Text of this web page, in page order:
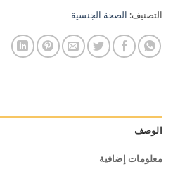
التصنيف: الصحة الجنسية
الوصف
معلومات إضافية